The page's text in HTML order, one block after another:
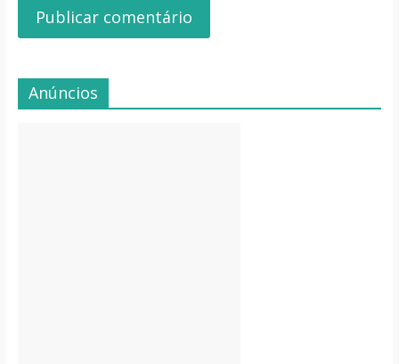
Anúncios